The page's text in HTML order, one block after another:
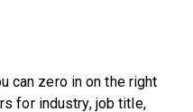
can zero in on the right
for industry, job title,